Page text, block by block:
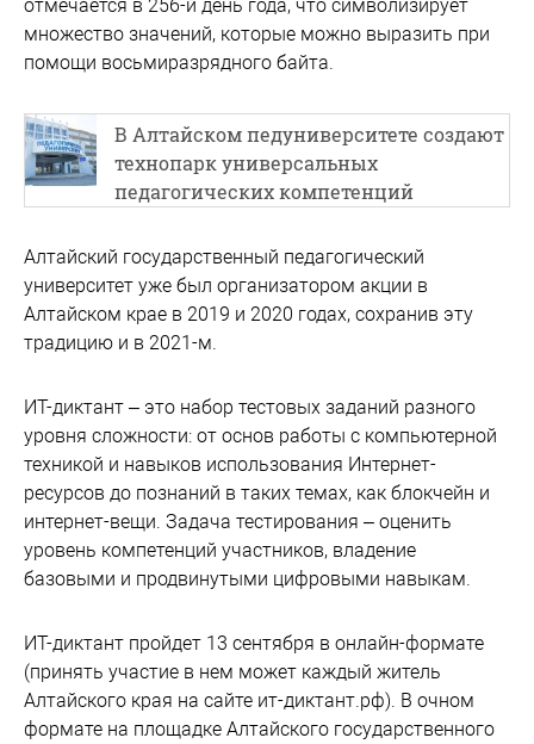
отмечается в 256-й день года, что символизирует
множество значений, которые можно выразить при
помощи восьмиразрядного байта.
В Алтайском педуниверситете создают
технопарк универсальных
педагогических компетенций
Алтайский государственный педагогический
университет уже был организатором акции в
Алтайском крае в 2019 и 2020 годах, сохранив эту
традицию и в 2021-м.
ИТ-диктант – это набор тестовых заданий разного
уровня сложности: от основ работы с компьютерной
техникой и навыков использования Интернет-
ресурсов до познаний в таких темах, как блокчейн и
интернет-вещи. Задача тестирования – оценить
уровень компетенций участников, владение
базовыми и продвинутыми цифровыми навыкам.
ИТ-диктант пройдет 13 сентября в онлайн-формате
(принять участие в нем может каждый житель
Алтайского края на сайте ит-диктант.рф). В очном
формате на площадке Алтайского государственного